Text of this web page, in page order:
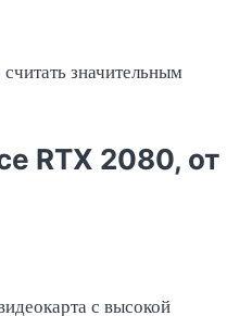
значительным
RTX 2080, от
с высокой